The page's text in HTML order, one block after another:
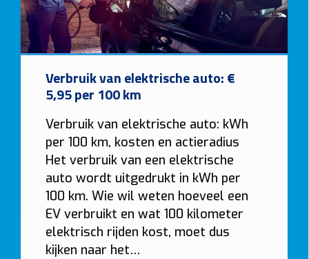
Verbruik van elektrische auto: €
5,95 per 100 km
Verbruik van elektrische auto: kWh
per 100 km, kosten en actieradius
Het verbruik van een elektrische
auto wordt uitgedrukt in kWh per
100 km. Wie wil weten hoeveel een
EV verbruikt en wat 100 kilometer
elektrisch rijden kost, moet dus
kijken naar het…